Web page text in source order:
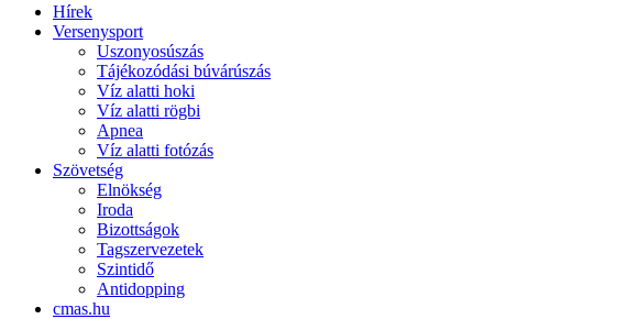
Hírek
Versenysport
Uszonyosúszás
Tájékozódási búvárúszás
Víz alatti hoki
Víz alatti rögbi
Apnea
Víz alatti fotózás
Szövetség
Elnökség
Iroda
Bizottságok
Tagszervezetek
Szintidő
Antidopping
cmas.hu